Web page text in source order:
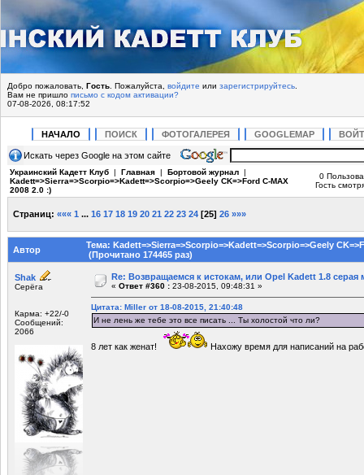
Добро пожаловать, Гость . Пожалуйста, войдите или зарегистрируйтесь
Вам не пришло письмо с кодом активации?
07-08-2026, 08:17:52
НАЧАЛО ПОИСК ФОТОГАЛЕРЕЯ GOOGLEMAP
Искать через Google на этом сайте
Украинский Кадетт Клуб | Главная | Бортовой журнал |
Kadett=>Sierra=>Scorpio=>Kadett=>Scorpio=>Geely CK=>Ford C-MAX
2008 2.0 :)
0
Гость
Страниц: ««« 1 ... 16 17 18 19 20 21 22 23 24 [25] 26 »»»
Автор
Тема: Kadett=>Sierra=>Scorpio=>Kadett=>Scorpio=>Geely
(Прочитано 174465 раз)
Shak
Серёга
Карма: +22/-0
Сообщений:
2066
Re: Возвращаемся к истокам, или Opel Kadett 1.8
« Ответ #360 : 23-08-2015, 09:48:31 »
Цитата: Miller от 18-08-2015, 21:40:48
И не лень же тебе это все писать ... Ты холостой что ли?
8 лет как женат! Нахожу время для написаний на